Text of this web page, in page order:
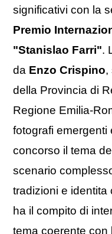
significativi con la
Premio
"Stanislao Farri".
da Enzo Crispino,
della Provincia di
Regione Emilia-
fotografi emergenti
concorso il tema del
scenario
tradizioni e identita
ha il compito di
tema coerente con